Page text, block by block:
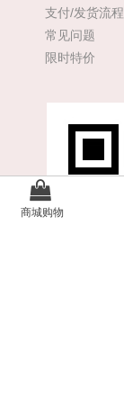
商城购物
支付/发货流程
常见问题
限时特价